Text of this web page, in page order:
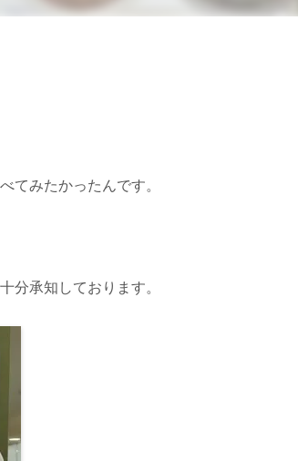
てみたかったんです。
分承知しております。